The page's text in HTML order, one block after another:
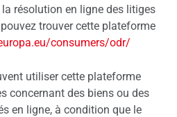
résolution en ligne des litiges
trouver cette plateforme
consumers/odr/
utiliser cette plateforme
concernant des biens ou des
en ligne, à condition que le